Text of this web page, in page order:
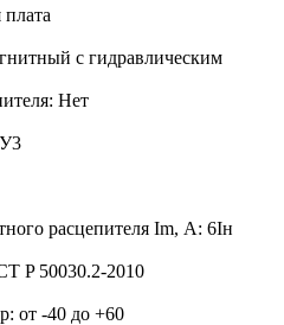
с гидравлическим
Нет
У3
расцепителя Im, А: 6Iн
P 50030.2-2010
от -40 до +60